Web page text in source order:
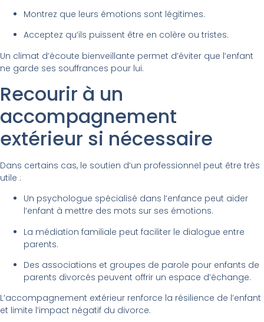
Montrez que leurs émotions sont légitimes.
Acceptez qu’ils puissent être en colère ou tristes.
Un climat d’écoute bienveillante permet d’éviter que l’enfant
ne garde ses souffrances pour lui.
Recourir à un
accompagnement
extérieur si nécessaire
Dans certains cas, le soutien d’un professionnel peut être très
utile :
Un psychologue spécialisé dans l’enfance peut aider
l’enfant à mettre des mots sur ses émotions.
La médiation familiale peut faciliter le dialogue entre
parents.
Des associations et groupes de parole pour enfants de
parents divorcés peuvent offrir un espace d’échange.
L’accompagnement extérieur renforce la résilience de l’enfant
et limite l’impact négatif du divorce.